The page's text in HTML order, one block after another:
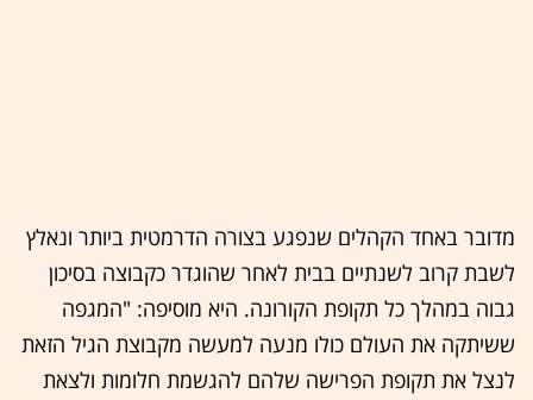
מדובר באחד הקהלים שנפגע בצורה הדרמטית ביותר ונאלץ
לשבת קרוב לשנתיים בבית לאחר שהוגדר כקבוצה בסיכון
גבוה במהלך כל תקופת הקורונה. היא מוסיפה: "המגפה
ששיתקה את העולם כולו מנעה למעשה מקבוצת הגיל הזאת
לנצל את תקופת הפרישה שלהם להגשמת חלומות ולצאת